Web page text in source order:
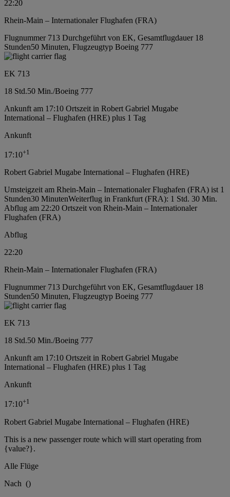
22:20
Rhein-Main – Internationaler Flughafen (FRA)
Flugnummer 713 Durchgeführt von EK, Gesamtflugdauer 18
Stunden50 Minuten, Flugzeugtyp Boeing 777
EK 713
18 Std.50 Min./Boeing 777
Ankunft am 17:10 Ortszeit in Robert Gabriel Mugabe
International – Flughafen (HRE) plus 1 Tag
Ankunft
17:10+1
Robert Gabriel Mugabe International – Flughafen (HRE)
Umsteigzeit am Rhein-Main – Internationaler Flughafen (FRA) ist 1
Stunden30 MinutenWeiterflug in Frankfurt (FRA): 1 Std. 30 Min.
Abflug am 22:20 Ortszeit von Rhein-Main – Internationaler
Flughafen (FRA)
Abflug
22:20
Rhein-Main – Internationaler Flughafen (FRA)
Flugnummer 713 Durchgeführt von EK, Gesamtflugdauer 18
Stunden50 Minuten, Flugzeugtyp Boeing 777
EK 713
18 Std.50 Min./Boeing 777
Ankunft am 17:10 Ortszeit in Robert Gabriel Mugabe
International – Flughafen (HRE) plus 1 Tag
Ankunft
17:10+1
Robert Gabriel Mugabe International – Flughafen (HRE)
This is a new passenger route which will start operating from
{value?}.
Alle Flüge
Nach ()